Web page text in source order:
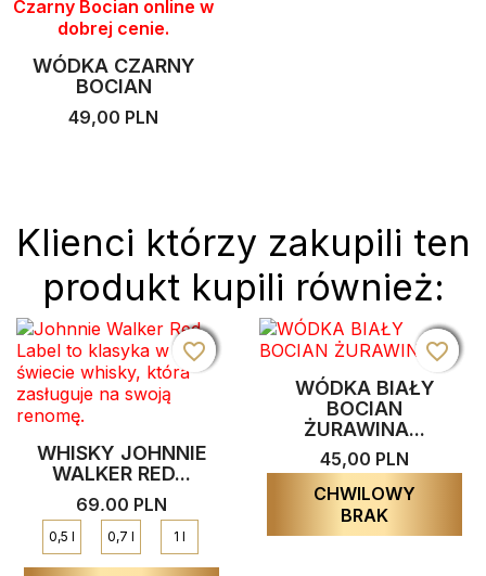
WÓDKA CZARNY
BOCIAN
49,00 PLN
Klienci którzy zakupili ten
produkt kupili również:
WHISKY JOHNNIE
WALKER RED...
69,00 PLN
0,5 l 0,7 l 1 l
favorite_border
favorite_border
favorite_border
favorite_border
WÓDKA BIAŁY
BOCIAN
ŻURAWINA...
45,00 PLN
CHWILOWY
BRAK
favorite_border
favorite_border
favorite_border
favorite_border